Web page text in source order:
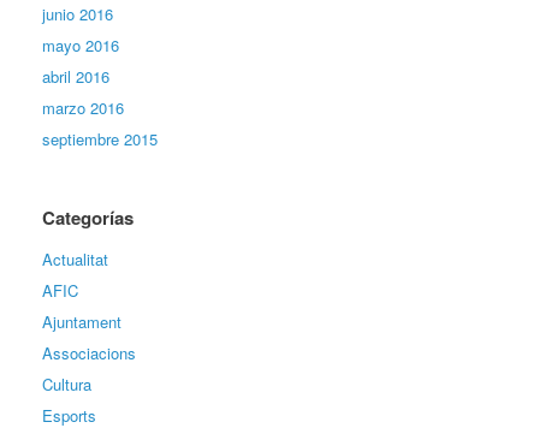
junio 2016
mayo 2016
abril 2016
marzo 2016
septiembre 2015
Categorías
Actualitat
AFIC
Ajuntament
Associacions
Cultura
Esports